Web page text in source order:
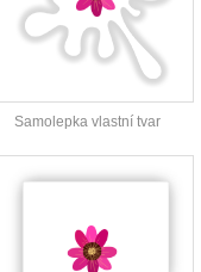
Samolepka vlastní tvar